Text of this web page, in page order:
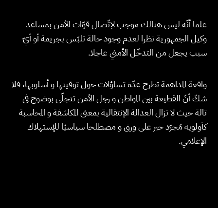
علما أنّه ليس هنالك موجب لإتّصال قوّات الأمن بمساعد
وكيل الجمهورية نظرا لعدم وجود حالة تلبّس بجريمة أو أيّ
سبب يجعل من التدخّل الأمني عاجلا.
واقعة المداهمة تطرح عدّة تساؤلات حول توقيتها و أسلوبها، فلا
شكّ أنّ القطيعة بين المواطن و رجل الأمن تتجلّى بوضوح في
تالة حيث لا تزال العدالة الإنتقالية بمعنى المكاشفة و المحاسبة
كأولوية مُجرّد حبر على ورق و مصطلحا سياسيّا للإستهلاك
الإعلامي.